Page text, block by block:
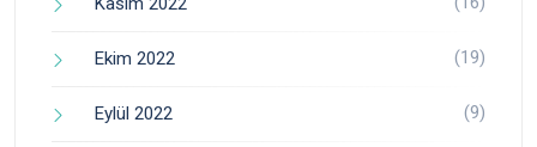
Ekim 2022 (19)
Eylül 2022 (9)